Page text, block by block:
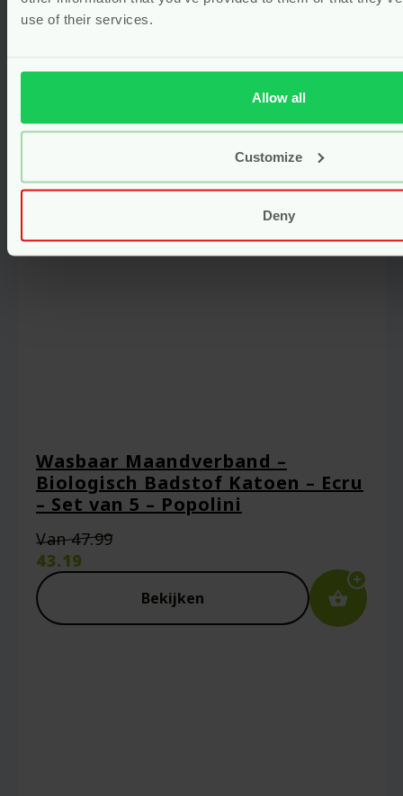
use of their services.
Allow all
Customize
Deny
Vanaf18.95
Gerelateerde producten
Wasbaar Maandverband –
Biologisch Badstof Katoen – Ecru
– Set van 5 – Popolini
Van47.99Oorspronkelijke
was:
€47.99.
43.19
Huidige
prijs
is:
€43.19.
Bekijken